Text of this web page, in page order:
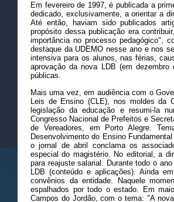
Em fevereiro de 1997, é publicada a
dedicado, exclusivamente, a orientar a
Até então, haviam sido publicados
propósito dessa publicação era
importância no processo pedagógico",
destaque da UDEMO nesse ano e nos
intensiva para os alunos, nas férias,
aprovação da nova LDB (em
públicas.
Mais uma vez, em audiência com o
Leis de Ensino (CLE), nos moldes da
legislação da educação e resumi-la
Congresso Nacional de Prefeitos e
de Vereadores, em Porto Alegre.
Desenvolvimento do Ensino
o jornal de abril conclama os
especial do magistério. No editorial, a
para reajuste salarial. Durante todo o
LDB (conteúdo e aplicações). Ainda
convênios da entidade. Naquele
espalhados por todo o estado. Em
Campos do Jordão, com o tema: "A